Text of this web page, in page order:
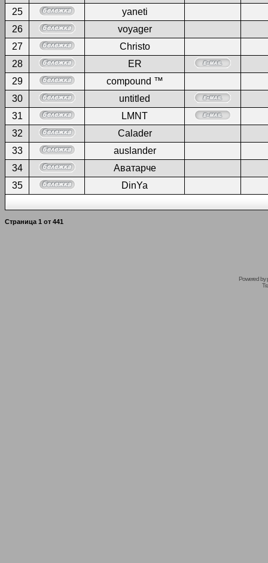
25
yaneti
26
voyager
27
Christo
28
ER
29
compound ™
30
untitled
31
LMNT
32
Calader
33
auslander
34
Аватарче
35
DinYa
Страница 1 от 441
Powered by